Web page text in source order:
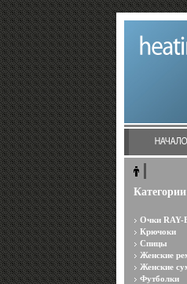
Очки RAY-
Крючоки
Спицы
Женские
Женские
Футболки